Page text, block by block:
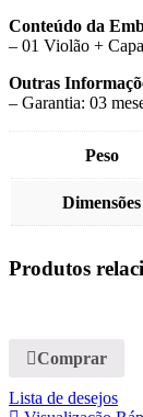
Conteúdo da
– 01 Violão +
Outras
– Garantia: 03
Peso
Dimensões
Produtos
Comprar
Lista de desejos